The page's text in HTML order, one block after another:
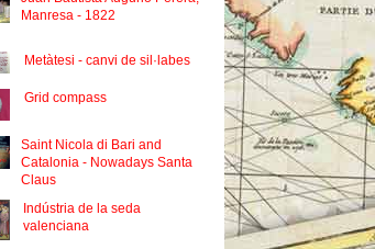
Manresa - 1822
Metàtesi - canvi de sil·labes
Grid compass
Saint Nicola di Bari and
Catalonia - Nowadays Santa
Claus
Indústria de la seda
valenciana